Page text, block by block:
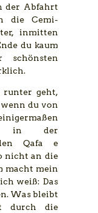
der Abfahrt
die Cemi-
inmitten
du kaum
schönsten
runter geht,
wenn du von
in der
Qafa e
nicht an die
macht mein
weiß: Das
Was bleibt
durch die